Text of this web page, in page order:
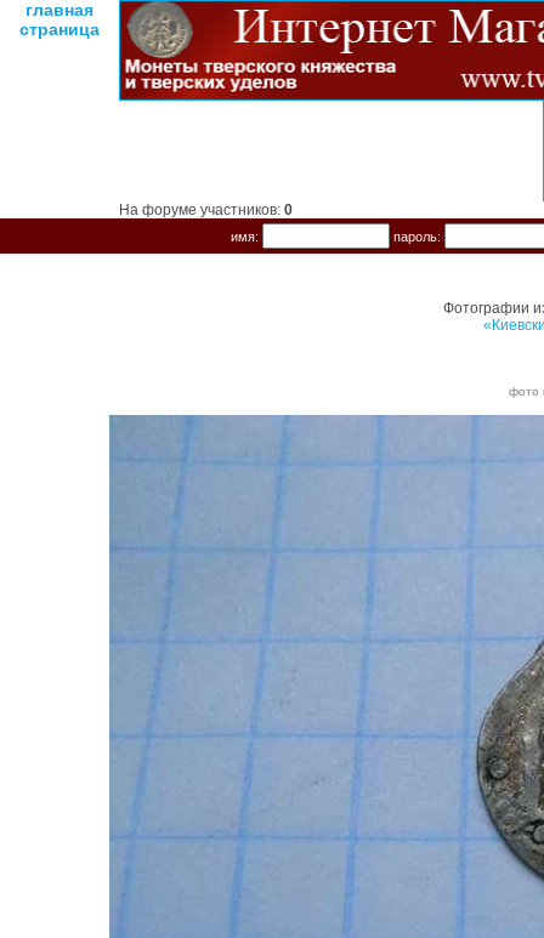
главная
страница
На форуме участников: 0
имя: пароль:
Фотографии
фото